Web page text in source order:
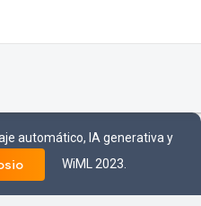
automático, IA generativa y
WiML 2023.